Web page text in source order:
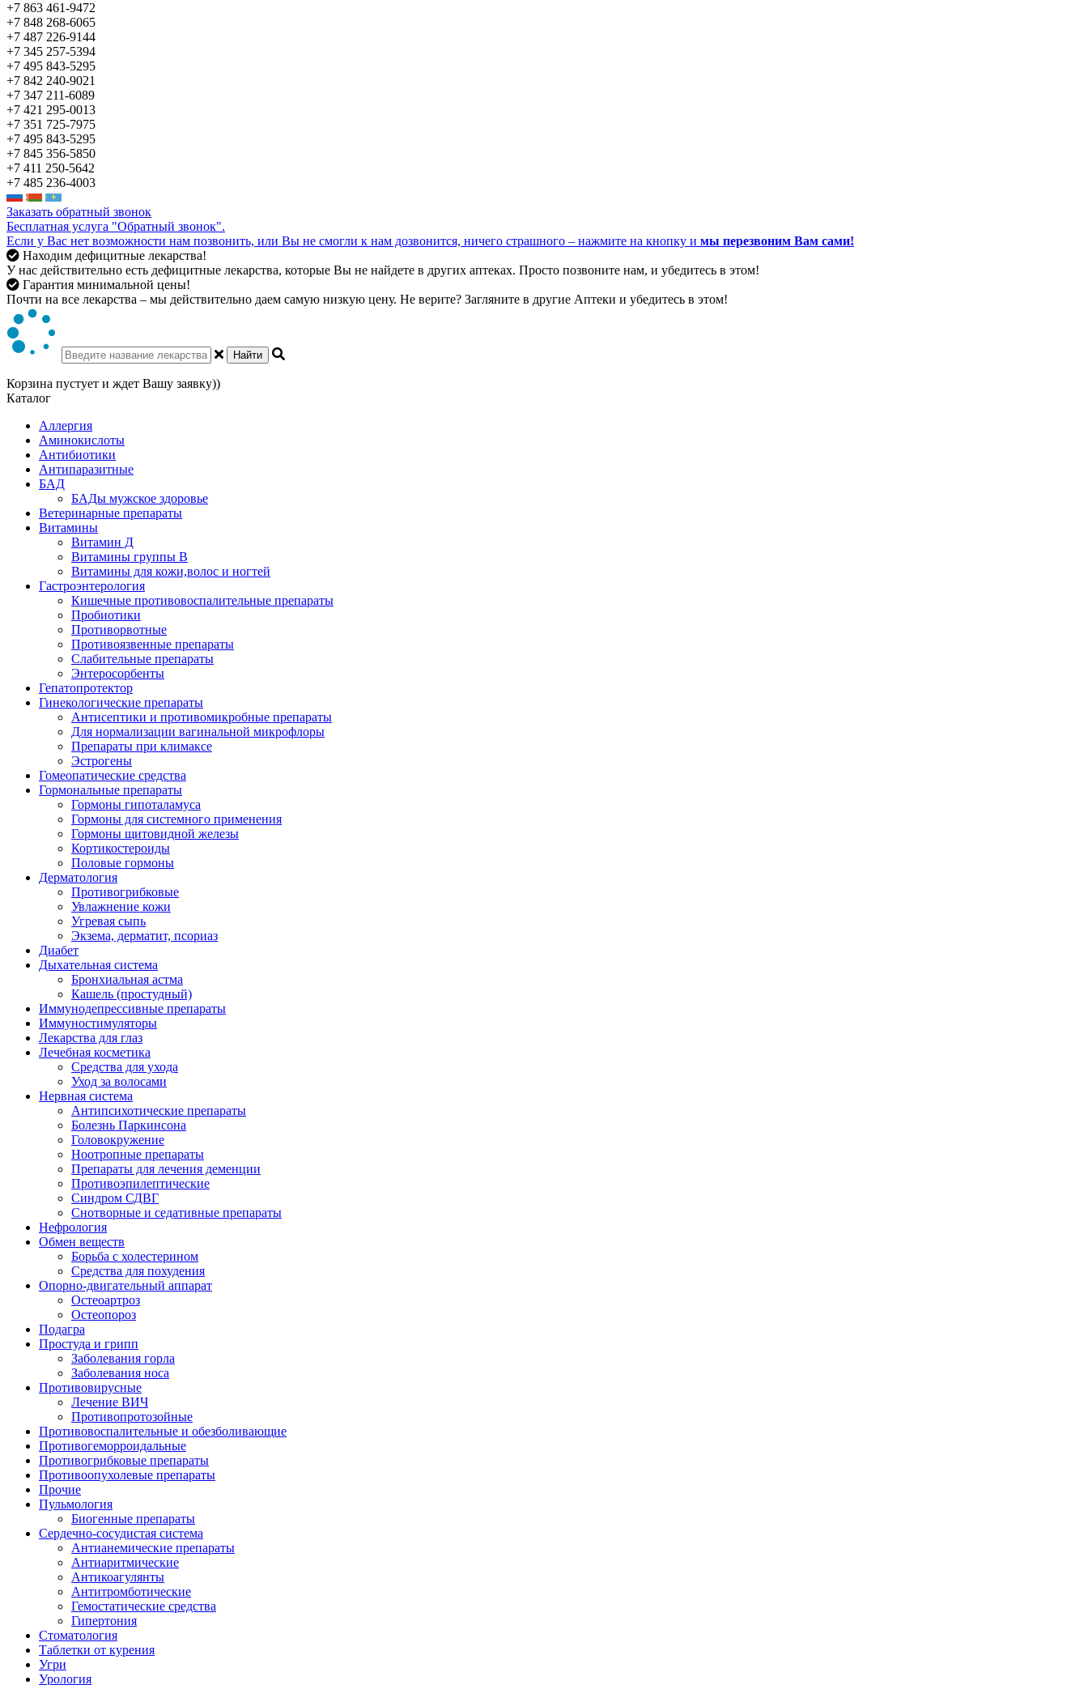
+7 863 461-9472
+7 848 268-6065
+7 487 226-9144
+7 345 257-5394
+7 495 843-5295
+7 842 240-9021
+7 347 211-6089
+7 421 295-0013
+7 351 725-7975
+7 495 843-5295
+7 845 356-5850
+7 411 250-5642
+7 485 236-4003
Заказать обратный звонок
Бесплатная услуга "Обратный звонок".
Если у Вас нет возможности нам позвонить, или Вы не смогли к нам дозвонится, ничего страшного – нажмите на кнопку и мы перезвоним Вам сами!
Находим дефицитные лекарства!
У нас действительно есть дефицитные лекарства, которые Вы не найдете в других аптеках. Просто позвоните нам, и убедитесь в этом!
Гарантия минимальной цены!
Почти на все лекарства – мы действительно даем самую низкую цену. Не верите? Загляните в другие Аптеки и убедитесь в этом!
Найти
Корзина пустует и ждет Вашу заявку))
Каталог
Аллергия
Аминокислоты
Антибиотики
Антипаразитные
БАД
БАДы мужское здоровье
Ветеринарные препараты
Витамины
Витамин Д
Витамины группы В
Витамины для кожи,волос и ногтей
Гастроэнтерология
Кишечные противовоспалительные препараты
Пробиотики
Противорвотные
Противоязвенные препараты
Слабительные препараты
Энтеросорбенты
Гепатопротектор
Гинекологические препараты
Антисептики и противомикробные препараты
Для нормализации вагинальной микрофлоры
Препараты при климаксе
Эстрогены
Гомеопатические средства
Гормональные препараты
Гормоны гипоталамуса
Гормоны для системного применения
Гормоны щитовидной железы
Кортикостероиды
Половые гормоны
Дерматология
Противогрибковые
Увлажнение кожи
Угревая сыпь
Экзема, дерматит, псориаз
Диабет
Дыхательная система
Бронхиальная астма
Кашель (простудный)
Иммунодепрессивные препараты
Иммуностимуляторы
Лекарства для глаз
Лечебная косметика
Средства для ухода
Уход за волосами
Нервная система
Антипсихотические препараты
Болезнь Паркинсона
Головокружение
Ноотропные препараты
Препараты для лечения деменции
Противоэпилептические
Синдром СДВГ
Снотворные и седативные препараты
Нефрология
Обмен веществ
Борьба с холестерином
Средства для похудения
Опорно-двигательный аппарат
Остеоартроз
Остеопороз
Подагра
Простуда и грипп
Заболевания горла
Заболевания носа
Противовирусные
Лечение ВИЧ
Противопротозойные
Противовоспалительные и обезболивающие
Противогеморроидальные
Противогрибковые препараты
Противоопухолевые препараты
Прочие
Пульмология
Биогенные препараты
Сердечно-сосудистая система
Антианемические препараты
Антиаритмические
Антикоагулянты
Антитромботические
Гемостатические средства
Гипертония
Стоматология
Таблетки от курения
Угри
Урология